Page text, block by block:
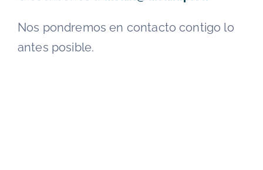
Nos pondremos en contacto contigo lo
antes posible.